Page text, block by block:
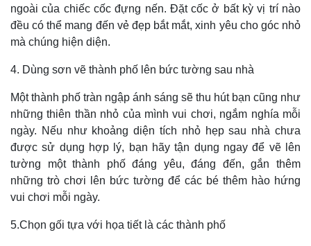
Quan sát
Cuộc sống đó đây
Hồ sơ
Video
E-Magazine
Infographic
ngoài của chiếc cốc đựng nến. Đặt cốc ở bất kỳ vị trí nào
đều có thể mang đến vẻ đẹp bắt mắt, xinh yêu cho góc nhỏ
mà chúng hiện diện.
4. Dùng sơn vẽ thành phố lên bức tường sau nhà
Một thành phố tràn ngập ánh sáng sẽ thu hút bạn cũng như
những thiên thần nhỏ của mình vui chơi, ngắm nghía mỗi
ngày. Nếu như khoảng diện tích nhỏ hẹp sau nhà chưa
được sử dụng hợp lý, bạn hãy tận dụng ngay để vẽ lên
tường một thành phố đáng yêu, đáng đến, gắn thêm
những trò chơi lên bức tường để các bé thêm hào hứng
vui chơi mỗi ngày.
5.Chọn gối tựa với họa tiết là các thành phố